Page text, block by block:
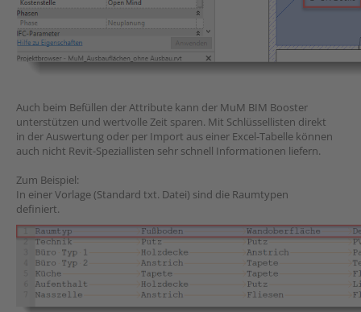
Auch beim Befüllen der Attribute kann der MuM BIM Booster
unterstützen und wertvolle Zeit sparen. Mit Schlüssellisten direkt
in der Auswertung oder per Import aus einer Excel-Tabelle können
auch nicht Revit-Speziallisten sehr schnell Informationen liefern.
Zum Beispiel:
In einer Vorlage (Standard txt. Datei) sind die Raumtypen
definiert.